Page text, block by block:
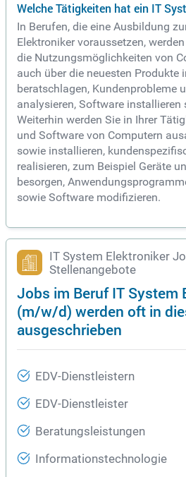
Welche Tätigkeiten hat ein IT
In Berufen, die eine Ausbildung
Elektroniker voraussetzen,
die Nutzungsmöglichkeiten von
auch über die neuesten Produkte
beratschlagen, Kundenprobleme
analysieren, Software installieren
Weiterhin werden Sie in Ihrer
und Software von Computern
sowie installieren,
realisieren, zum Beispiel Geräte
besorgen,
sowie Software modifizieren.
IT System Elektroniker
Stellenangebote
Jobs im Beruf IT System
(m/w/d) werden oft in
ausgeschrieben
EDV-Dienstleistern
EDV-Dienstleister
Beratungsleistungen
Informationstechnologie